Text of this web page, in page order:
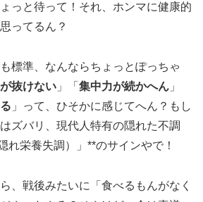
っと待って！それ、ホンマに健康的
ってるん？
標準、なんならちょっとぽっちゃ
抜けない 」「 集中力が続かへん 」
」って、ひそかに感じてへん？もし
ズバリ、現代人特有の隠れた不調
れ栄養失調）」**のサインやで！
、戦後みたいに「食べるもんがなく